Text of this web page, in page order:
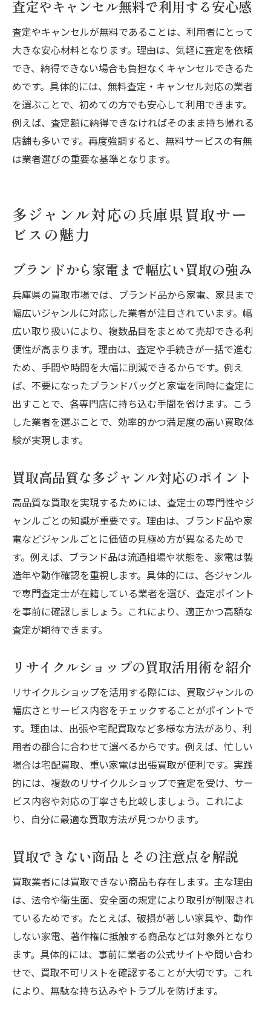
査定やキャンセル無料で利用する安心感
査定やキャンセルが無料であることは、利用者にとって
大きな安心材料となります。理由は、気軽に査定を依頼
でき、納得できない場合も負担なくキャンセルできるた
めです。具体的には、無料査定・キャンセル対応の業者
を選ぶことで、初めての方でも安心して利用できます。
例えば、査定額に納得できなければそのまま持ち帰れる
店舗も多いです。再度強調すると、無料サービスの有無
は業者選びの重要な基準となります。
多ジャンル対応の兵庫県買取サー
ビスの魅力
ブランドから家電まで幅広い買取の強み
兵庫県の買取市場では、ブランド品から家電、家具まで
幅広いジャンルに対応した業者が注目されています。幅
広い取り扱いにより、複数品目をまとめて売却できる利
便性が高まります。理由は、査定や手続きが一括で進む
ため、手間や時間を大幅に削減できるからです。例え
ば、不要になったブランドバッグと家電を同時に査定に
出すことで、各専門店に持ち込む手間を省けます。こう
した業者を選ぶことで、効率的かつ満足度の高い買取体
験が実現します。
買取高品質な多ジャンル対応のポイント
高品質な買取を実現するためには、査定士の専門性やジ
ャンルごとの知識が重要です。理由は、ブランド品や家
電などジャンルごとに価値の見極め方が異なるためで
す。例えば、ブランド品は流通相場や状態を、家電は製
造年や動作確認を重視します。具体的には、各ジャンル
で専門査定士が在籍している業者を選び、査定ポイント
を事前に確認しましょう。これにより、適正かつ高額な
査定が期待できます。
リサイクルショップの買取活用術を紹介
リサイクルショップを活用する際には、買取ジャンルの
幅広さとサービス内容をチェックすることがポイントで
す。理由は、出張や宅配買取など多様な方法があり、利
用者の都合に合わせて選べるからです。例えば、忙しい
場合は宅配買取、重い家電は出張買取が便利です。実践
的には、複数のリサイクルショップで査定を受け、サー
ビス内容や対応の丁寧さも比較しましょう。これによ
り、自分に最適な買取方法が見つかります。
買取できない商品とその注意点を解説
買取業者には買取できない商品も存在します。主な理由
は、法令や衛生面、安全面の規定により取引が制限され
ているためです。たとえば、破損が著しい家具や、動作
しない家電、著作権に抵触する商品などは対象外となり
ます。具体的には、事前に業者の公式サイトや問い合わ
せで、買取不可リストを確認することが大切です。これ
により、無駄な持ち込みやトラブルを防げます。